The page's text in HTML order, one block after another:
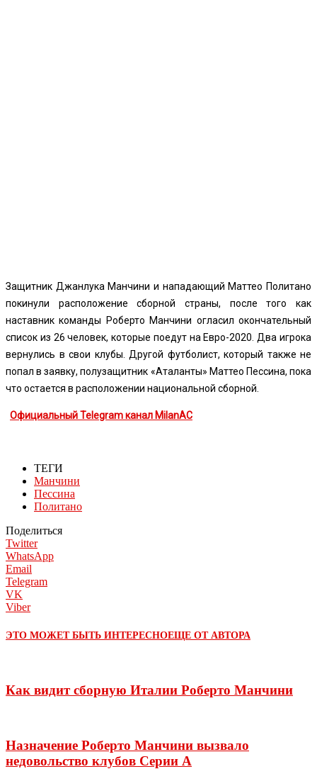
Защитник Джанлука Манчини и нападающий Маттео Политано
покинули расположение сборной страны, после того как
наставник команды Роберто Манчини огласил окончательный
список из 26 человек, которые поедут на Евро-2020. Два игрока
вернулись в свои клубы. Другой футболист, который также не
попал в заявку, полузащитник «Аталанты» Маттео Пессина, пока
что остается в расположении национальной сборной.
Официальный Telegram канал MilanAC
ТЕГИ
Манчини
Пессина
Политано
Поделиться
Twitter
WhatsApp
Email
Telegram
VK
Viber
ЭТО МОЖЕТ БЫТЬ ИНТЕРЕСНОЕЩЕ ОТ АВТОРА
Как видит сборную Италии Роберто Манчини
Назначение Роберто Манчини вызвало
недовольство клубов Серии А